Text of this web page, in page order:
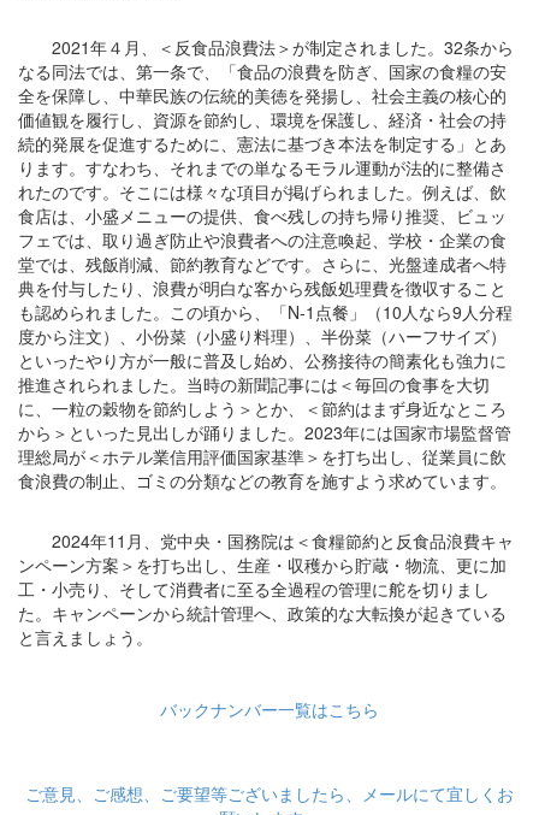
2021年４月、＜反食品浪費法＞が制定されました。32条から
なる同法では、第一条で、「食品の浪費を防ぎ、国家の食糧の安
全を保障し、中華民族の伝統的美徳を発揚し、社会主義の核心的
価値観を履行し、資源を節約し、環境を保護し、経済・社会の持
続的発展を促進するために、憲法に基づき本法を制定する」とあ
ります。すなわち、それまでの単なるモラル運動が法的に整備さ
れたのです。そこには様々な項目が掲げられました。例えば、飲
食店は、小盛メニューの提供、食べ残しの持ち帰り推奨、ビュッ
フェでは、取り過ぎ防止や浪費者への注意喚起、学校・企業の食
堂では、残飯削減、節約教育などです。さらに、光盤達成者へ特
典を付与したり、浪費が明白な客から残飯処理費を徴収すること
も認められました。この頃から、「N-1点餐」（10人なら9人分程
度から注文）、小份菜（小盛り料理）、半份菜（ハーフサイズ）
といったやり方が一般に普及し始め、公務接待の簡素化も強力に
推進されられました。当時の新聞記事には＜毎回の食事を大切
に、一粒の穀物を節約しよう＞とか、＜節約はまず身近なところ
から＞といった見出しが踊りました。2023年には国家市場監督管
理総局が＜ホテル業信用評価国家基準＞を打ち出し、従業員に飲
食浪費の制止、ゴミの分類などの教育を施すよう求めています。
2024年11月、党中央・国務院は＜食糧節約と反食品浪費キャ
ンペーン方案＞を打ち出し、生産・収穫から貯蔵・物流、更に加
工・小売り、そして消費者に至る全過程の管理に舵を切りまし
た。キャンペーンから統計管理へ、政策的な大転換が起きている
と言えましょう。
バックナンバー一覧はこちら
ご意見、ご感想、ご要望等ございましたら、メールにて宜しくお